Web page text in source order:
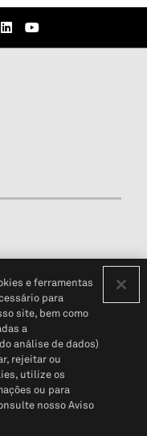
cliente (em inglês)
2026 S&P Global
e ferramentas
para
site, bem como
a
análise de dados)
rejeitar ou
utilize os
ou para
nosso Aviso